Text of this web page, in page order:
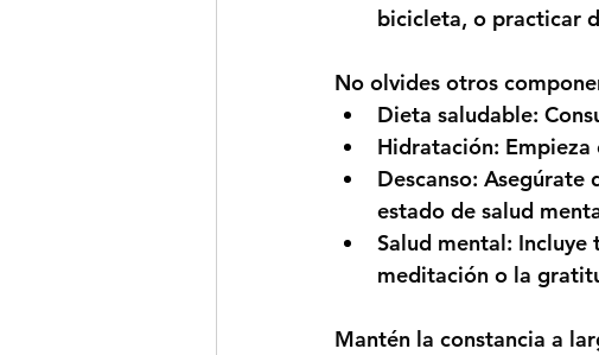
bicicleta, o practicar
No olvides otros
Dieta saludable:
Hidratación:
Descanso: Asegúrate
estado de salud
Salud mental: Incluye
meditación o la
Mantén la constancia a